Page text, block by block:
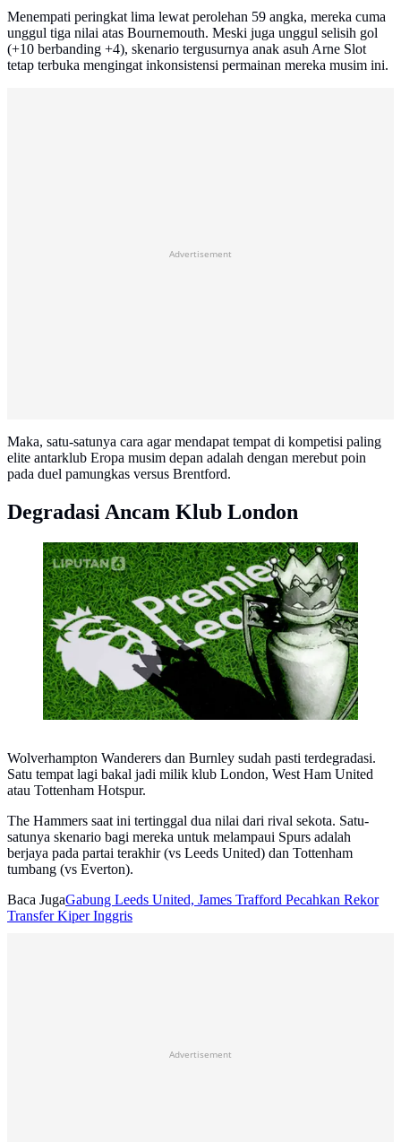
Menempati peringkat lima lewat perolehan 59 angka, mereka cuma
unggul tiga nilai atas Bournemouth. Meski juga unggul selisih gol
(+10 berbanding +4), skenario tergusurnya anak asuh Arne Slot
tetap terbuka mengingat inkonsistensi permainan mereka musim ini.
Advertisement
Maka, satu-satunya cara agar mendapat tempat di kompetisi paling
elite antarklub Eropa musim depan adalah dengan merebut poin
pada duel pamungkas versus Brentford.
Degradasi Ancam Klub London
ilustrasi liga inggris (Liputan6.com/Abdillah)
Wolverhampton Wanderers dan Burnley sudah pasti terdegradasi.
Satu tempat lagi bakal jadi milik klub London, West Ham United
atau Tottenham Hotspur.
The Hammers saat ini tertinggal dua nilai dari rival sekota. Satu-
satunya skenario bagi mereka untuk melampaui Spurs adalah
berjaya pada partai terakhir (vs Leeds United) dan Tottenham
tumbang (vs Everton).
Baca JugaGabung Leeds United, James Trafford Pecahkan Rekor
Transfer Kiper Inggris
Advertisement